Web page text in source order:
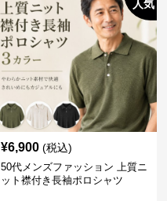
人気
¥6,900 (税込)
50代メンズファッション 上質ニ
ット襟付き長袖ポロシャツ